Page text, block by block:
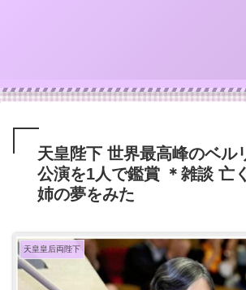
天皇陛下 世界最高峰のベル
公演を1人で鑑賞 ＊雑談 亡
姉の夢をみた
天皇皇后両陛下